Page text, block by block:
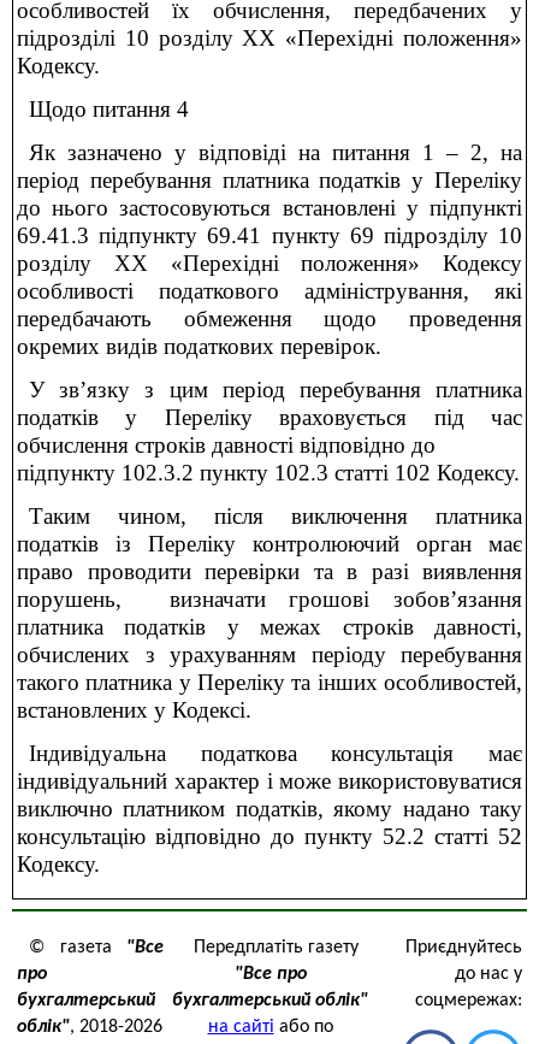
особливостей їх обчислення, передбачених у
підрозділі 10 розділу ХХ «Перехідні положення»
Кодексу.
Щодо питання 4
Як зазначено у відповіді на питання 1 – 2, на
період перебування платника податків у Переліку
до нього застосовуються встановлені у підпункті
69.41.3 підпункту 69.41 пункту 69 підрозділу 10
розділу ХХ «Перехідні положення» Кодексу
особливості податкового адміністрування, які
передбачають обмеження щодо проведення
окремих видів податкових перевірок.
У зв’язку з цим період перебування платника
податків у Переліку враховується під час
обчислення строків давності відповідно до
підпункту 102.3.2 пункту 102.3 статті 102 Кодексу.
Таким чином, після виключення платника
податків із Переліку контролюючий орган має
право проводити перевірки та в разі виявлення
порушень, визначати грошові зобов’язання
платника податків у межах строків давності,
обчислених з урахуванням періоду перебування
такого платника у Переліку та інших особливостей,
встановлених у Кодексі.
Індивідуальна податкова консультація має
індивідуальний характер і може використовуватися
виключно платником податків, якому надано таку
консультацію відповідно до пункту 52.2 статті 52
Кодексу.
© газета "Все
про
бухгалтерський
облік", 2018-2026
Передплатіть газету
"Все про
бухгалтерський облік"
на сайті або по
Приєднуйтесь
до нас у
соцмережах: